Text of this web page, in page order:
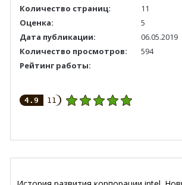
Количество страниц:
11
Оценка:
5
Дата публикации:
06.05.2019
Количество просмотров:
594
Рейтинг работы:
4.9 11